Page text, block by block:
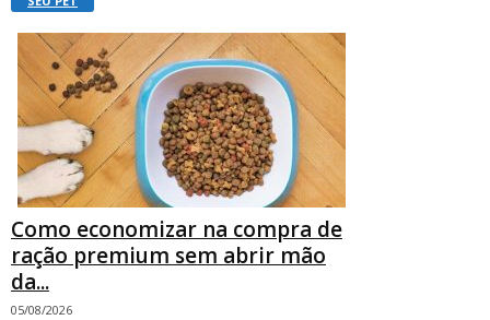
Como economizar na compra de
ração premium sem abrir mão
da...
05/08/2026